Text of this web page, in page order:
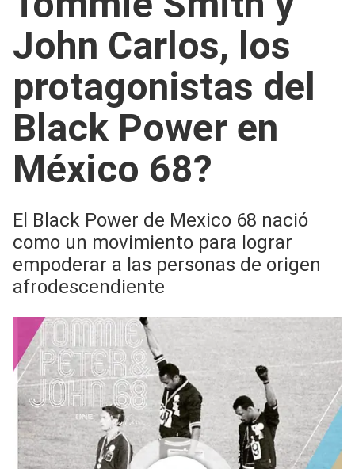
John Carlos, los
protagonistas del
Black Power en
México 68?
El Black Power de Mexico 68 nació
como un movimiento para lograr
empoderar a las personas de origen
afrodescendiente